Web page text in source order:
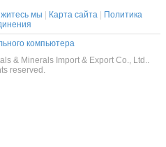
мы Карта сайта|
Политика
компьютера
& Minerals Import & Export Co., Ltd..
reserved.